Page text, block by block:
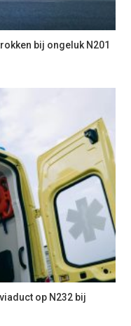
bij ongeluk N201
op N232 bij